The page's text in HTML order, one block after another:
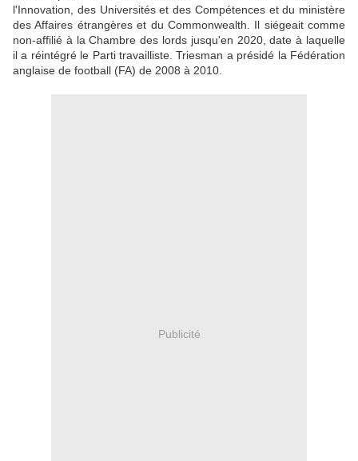
l'Innovation, des Universités et des Compétences et du ministère
des Affaires étrangères et du Commonwealth. Il siégeait comme
non-affilié à la Chambre des lords jusqu'en 2020, date à laquelle
il a réintégré le Parti travailliste. Triesman a présidé la Fédération
anglaise de football (FA) de 2008 à 2010.
Publicité